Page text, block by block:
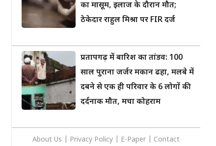
का मासूम, इलाज के दौरान मौत;
ठेकेदार राहुल मिश्रा पर FIR दर्ज
प्रतापगढ़ में बारिश का तांडव: 100
साल पुराना जर्जर मकान ढहा, मलबे में
दबने से एक ही परिवार के 6 लोगों की
दर्दनाक मौत, मचा कोहराम
About Us Privacy Policy E-Paper Contact